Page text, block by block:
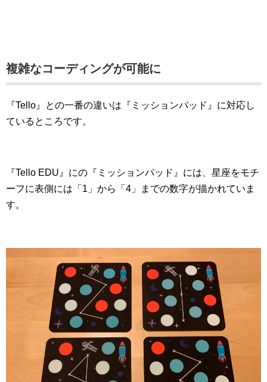
複雑なコーディングが可能に
『Tello』との一番の違いは『ミッションパッド』に対応し
ているところです。
『Tello EDU』にの『ミッションパッド』には、星座をモチ
ーフに表側には「1」から「4」までの数字が描かれていま
す。